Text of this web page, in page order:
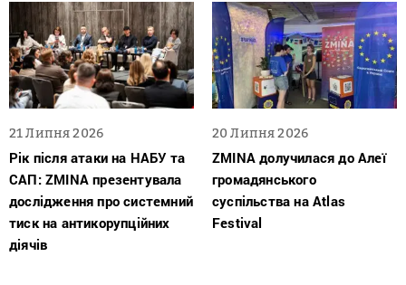
21 Липня 2026
Рік після атаки на НАБУ та
САП: ZMINA презентувала
дослідження про системний
тиск на антикорупційних
діячів
20 Липня 2026
ZMINA долучилася до Алеї
громадянського
суспільства на Atlas
Festival